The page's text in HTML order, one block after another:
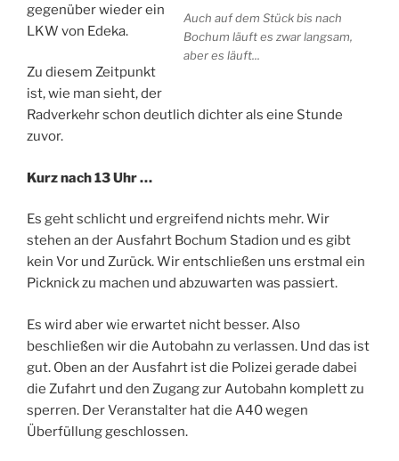
Auch auf dem Stück bis nach
Bochum läuft es zwar langsam,
aber es läuft...
gegenüber wieder ein
LKW von Edeka.
Zu diesem Zeitpunkt
ist, wie man sieht, der
Radverkehr schon deutlich dichter als eine Stunde
zuvor.
Kurz nach 13 Uhr …
Es geht schlicht und ergreifend nichts mehr. Wir
stehen an der Ausfahrt Bochum Stadion und es gibt
kein Vor und Zurück. Wir entschließen uns erstmal ein
Picknick zu machen und abzuwarten was passiert.
Es wird aber wie erwartet nicht besser. Also
beschließen wir die Autobahn zu verlassen. Und das ist
gut. Oben an der Ausfahrt ist die Polizei gerade dabei
die Zufahrt und den Zugang zur Autobahn komplett zu
sperren. Der Veranstalter hat die A40 wegen
Überfüllung geschlossen.